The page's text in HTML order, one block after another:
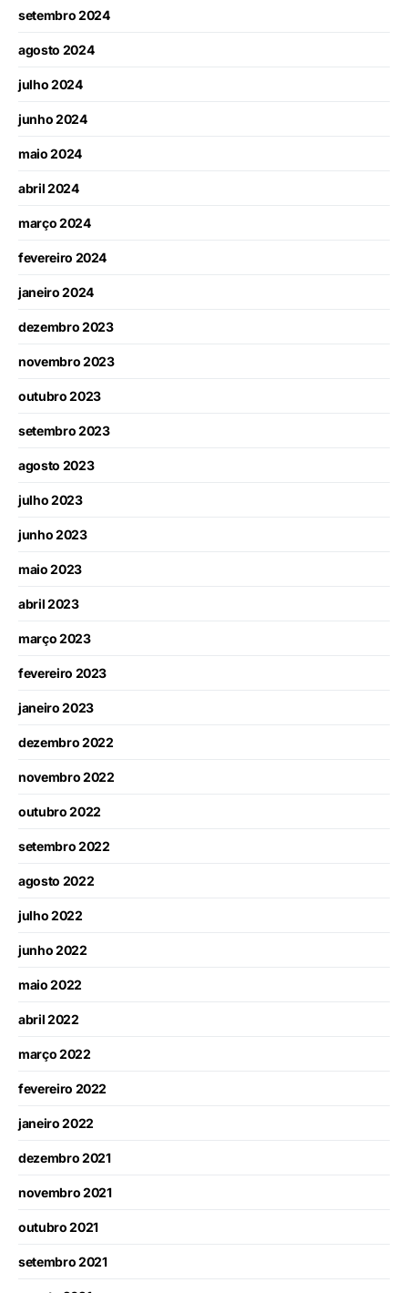
setembro 2024
agosto 2024
julho 2024
junho 2024
maio 2024
abril 2024
março 2024
fevereiro 2024
janeiro 2024
dezembro 2023
novembro 2023
outubro 2023
setembro 2023
agosto 2023
julho 2023
junho 2023
maio 2023
abril 2023
março 2023
fevereiro 2023
janeiro 2023
dezembro 2022
novembro 2022
outubro 2022
setembro 2022
agosto 2022
julho 2022
junho 2022
maio 2022
abril 2022
março 2022
fevereiro 2022
janeiro 2022
dezembro 2021
novembro 2021
outubro 2021
setembro 2021